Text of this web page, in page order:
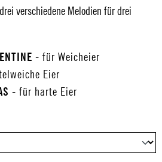
verschiedene Melodien für drei
- für Weicheier
Eier
- für harte Eier